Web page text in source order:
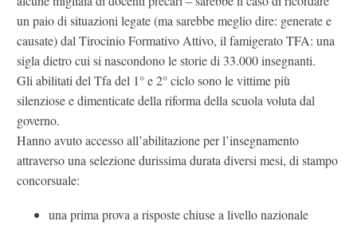
un paio di situazioni legate (ma sarebbe meglio dire: generate e
causate) dal Tirocinio Formativo Attivo, il famigerato TFA: una
sigla dietro cui si nascondono le storie di 33.000 insegnanti.
Gli abilitati del Tfa del 1° e 2° ciclo sono le vittime più
silenziose e dimenticate della riforma della scuola voluta dal
governo.
Hanno avuto accesso all’abilitazione per l’insegnamento
attraverso una selezione durissima durata diversi mesi, di stampo
concorsuale:
una prima prova a risposte chiuse a livello nazionale